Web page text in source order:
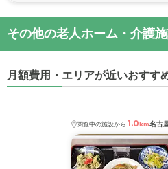
その他の老人ホーム・介護
月額費用・エリアが近いおすす
閲覧中の施設から 1.0km名古